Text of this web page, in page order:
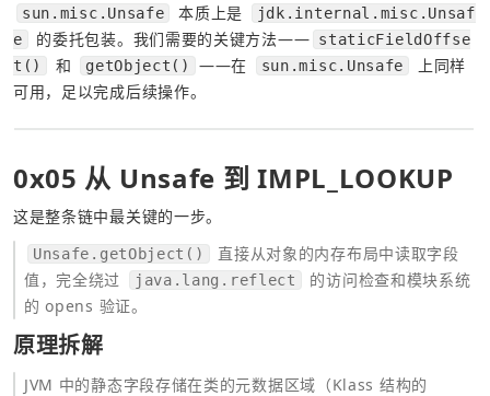
sun.misc.Unsafe 本质上是
jdk.internal.misc.Unsaf
e
的委托包装。我们需要的关键方法—— staticFieldOffse
t()
和 getObject() ——在 sun.misc.Unsafe
上同样
可用，足以完成后续操作。
0x05 从 Unsafe 到 IMPL_LOOKUP
这是整条链中最关键的一步。
Unsafe.getObject()
直接从对象的内存布局中读取字段
值，完全绕过
java.lang.reflect
的访问检查和模块系统
的 opens 验证。
原理拆解
JVM 中的静态字段存储在类的元数据区域（Klass 结构的